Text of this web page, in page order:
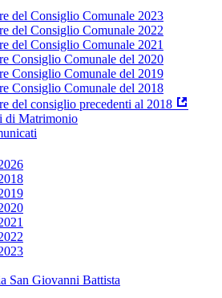
del Consiglio Comunale 2023
del Consiglio Comunale 2022
del Consiglio Comunale 2021
Consiglio Comunale del 2020
Consiglio Comunale del 2019
Consiglio Comunale del 2018
del consiglio precedenti al 2018
di Matrimonio
San Giovanni Battista